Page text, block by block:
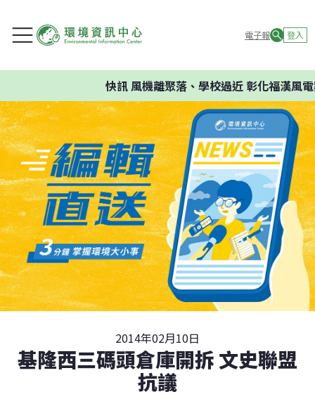
電子報 登入
快訊風機離聚落、學校過近 彰化福漢風電
2014年02月10日
基隆西三碼頭倉庫開拆 文史聯盟
抗議